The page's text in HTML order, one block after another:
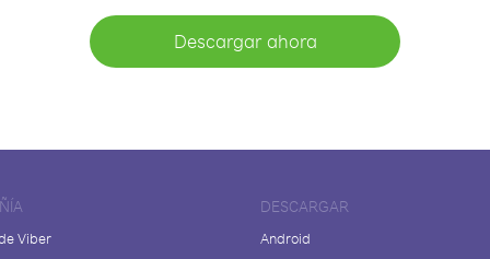
Descargar ahora
Viber
DESCARGAR
Android